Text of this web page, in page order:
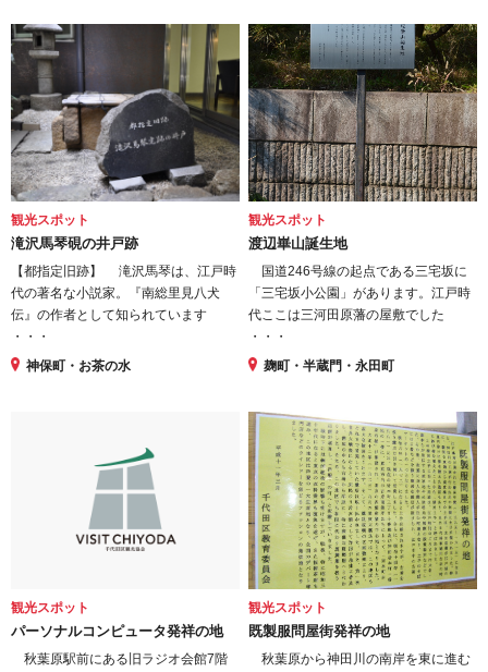
観光スポット
滝沢馬琴硯の井戸跡
【都指定旧跡】 滝沢馬琴は、江戸時
代の著名な小説家。『南総里見八犬
伝』の作者として知られています
・・・
神保町・お茶の水
観光スポット
渡辺崋山誕生地
国道246号線の起点である三宅坂に
「三宅坂小公園」があります。江戸時
代ここは三河田原藩の屋敷でした
・・・
麹町・半蔵門・永田町
観光スポット
パーソナルコンピュータ発祥の地
秋葉原駅前にある旧ラジオ会館7階
観光スポット
既製服問屋街発祥の地
秋葉原から神田川の南岸を東に進む